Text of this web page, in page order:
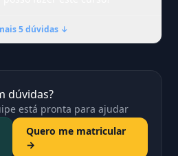
5 dúvidas ↓
dúvidas?
está pronta para ajudar
Quero me matricular
→